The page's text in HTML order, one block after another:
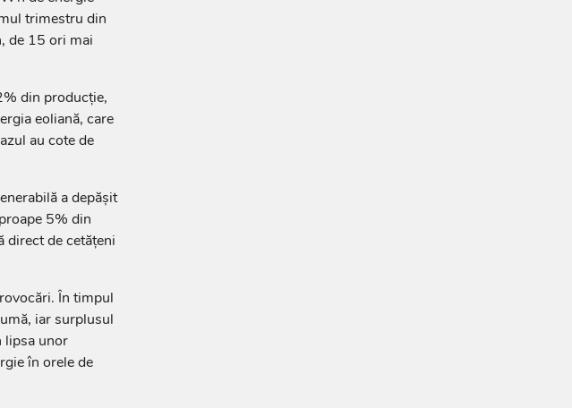
trimestru din
de 15 ori mai
din producție,
eoliană, care
au cote de
a depășit
5% din
direct de cetățeni
În timpul
iar surplusul
lipsa unor
în orele de